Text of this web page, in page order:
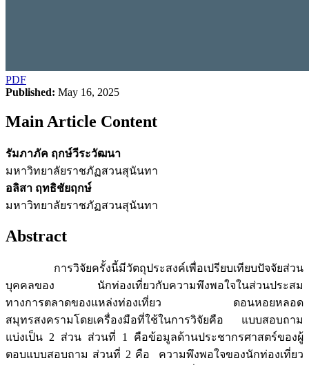
PDF
Published: May 16, 2025
Main Article Content
รัมภาภัค ฤกษ์วีระวัฒนา
มหาวิทยาลัยราชภัฏสวนสุนันทา
อลิสา ฤทธิชัยฤกษ์
มหาวิทยาลัยราชภัฏสวนสุนันทา
Abstract
การวิจัยครั้งนี้มีวัตถุประสงค์เพื่อเปรียบเทียบปัจจัยส่วน
บุคคลของ นักท่องเที่ยวกับความพึงพอใจในส่วนประสม
ทางการตลาดของแหล่งท่องเที่ยว ดอนหอยหลอด
สมุทรสงครามโดยเครื่องมือที่ใช้ในการวิจัยคือ แบบสอบถาม
แบ่งเป็น 2 ส่วน ส่วนที่ 1 คือข้อมูลด้านประชากรศาสตร์ของผู้
ตอบแบบสอบถาม ส่วนที่ 2 คือ ความพึงพอใจของนักท่องเที่ยว